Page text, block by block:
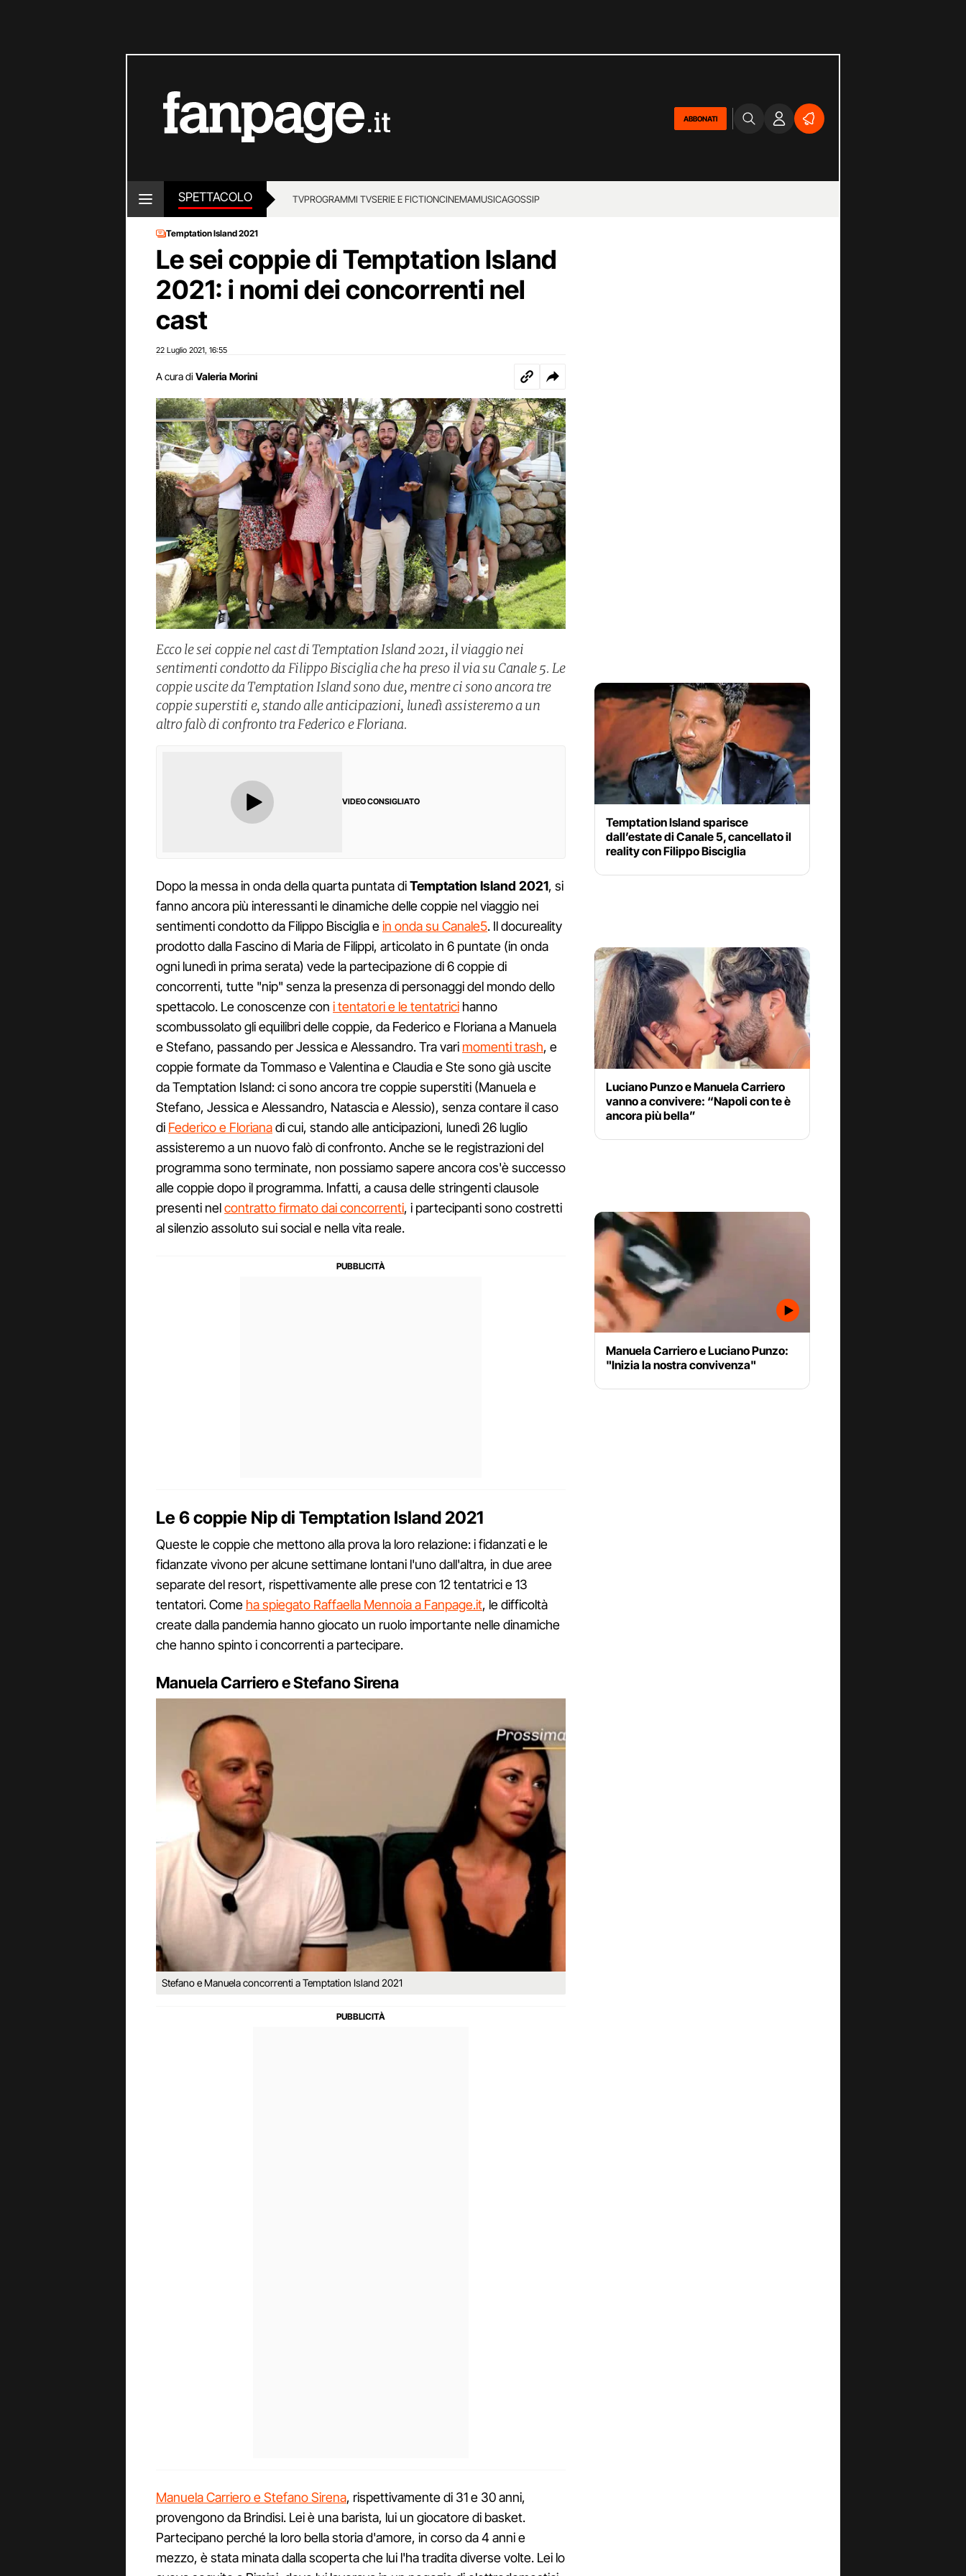
ABBONATI
SPETTACOLO TVPROGRAMMI TVSERIE E FICTIONCINEMAMUSICAGOSSIP
Temptation Island 2021
Le sei coppie di Temptation Island
2021: i nomi dei concorrenti nel
cast
22 Luglio 2021 16:55
A cura di Valeria Morini
Ecco le sei coppie nel cast di Temptation Island 2021, il viaggio nei
sentimenti condotto da Filippo Bisciglia che ha preso il via su Canale 5. Le
coppie uscite da Temptation Island sono due, mentre ci sono ancora tre
coppie superstiti e, stando alle anticipazioni, lunedì assisteremo a un
altro falò di confronto tra Federico e Floriana.
VIDEO CONSIGLIATO
Dopo la messa in onda della quarta puntata diTemptation Island 2021, si
fanno ancora più interessanti le dinamiche delle coppie nel viaggio nei
sentimenti condotto da Filippo Bisciglia ein onda su Canale5. Il docureality
prodotto dalla Fascino di Maria de Filippi, articolato in 6 puntate (in onda
ogni lunedì in prima serata) vede la partecipazione di 6 coppie di
concorrenti, tutte "nip" senza la presenza di personaggi del mondo dello
spettacolo. Le conoscenze con i tentatori e le tentatrici hanno
scombussolato gli equilibri delle coppie, da Federico e Floriana a Manuela
e Stefano, passando per Jessica e Alessandro. Tra vari momenti trash, e
coppie formate da Tommaso e Valentina e Claudia e Ste sono già uscite
da Temptation Island: ci sono ancora tre coppie superstiti (Manuela e
Stefano, Jessica e Alessandro, Natascia e Alessio), senza contare il caso
di Federico e Florianadi cui, stando alle anticipazioni, lunedì 26 luglio
assisteremo a un nuovo falò di confronto. Anche se le registrazioni del
programma sono terminate, non possiamo sapere ancora cos'è successo
alle coppie dopo il programma. Infatti, a causa delle stringenti clausole
presenti nelcontratto firmato dai concorrenti, i partecipanti sono costretti
al silenzio assoluto sui social e nella vita reale.
Le 6 coppie Nip di Temptation Island 2021
Queste le coppie che mettono alla prova la loro relazione: i fidanzati e le
fidanzate vivono per alcune settimane lontani l'uno dall'altra, in due aree
separate del resort, rispettivamente alle prese con 12 tentatrici e 13
tentatori. Come ha spiegato Raffaella Mennoia a Fanpage.it, le difficoltà
create dalla pandemia hanno giocato un ruolo importante nelle dinamiche
che hanno spinto i concorrenti a partecipare.
Manuela Carriero e Stefano Sirena
Stefano e Manuela concorrenti a Temptation Island 2021
Manuela Carriero e Stefano Sirena, rispettivamente di 31 e 30 anni,
provengono da Brindisi. Lei è una barista, lui un giocatore di basket.
Partecipano perché la loro bella storia d'amore, in corso da 4 anni e
mezzo, è stata minata dalla scoperta che lui l'ha tradita diverse volte. Lei lo
Temptation Island sparisce
dall’estate di Canale 5, cancellato il
reality con Filippo Bisciglia
Luciano Punzo e Manuela Carriero
vanno a convivere: “Napoli con te è
ancora più bella”
Manuela Carriero e Luciano Punzo:
"Inizia la nostra convivenza"